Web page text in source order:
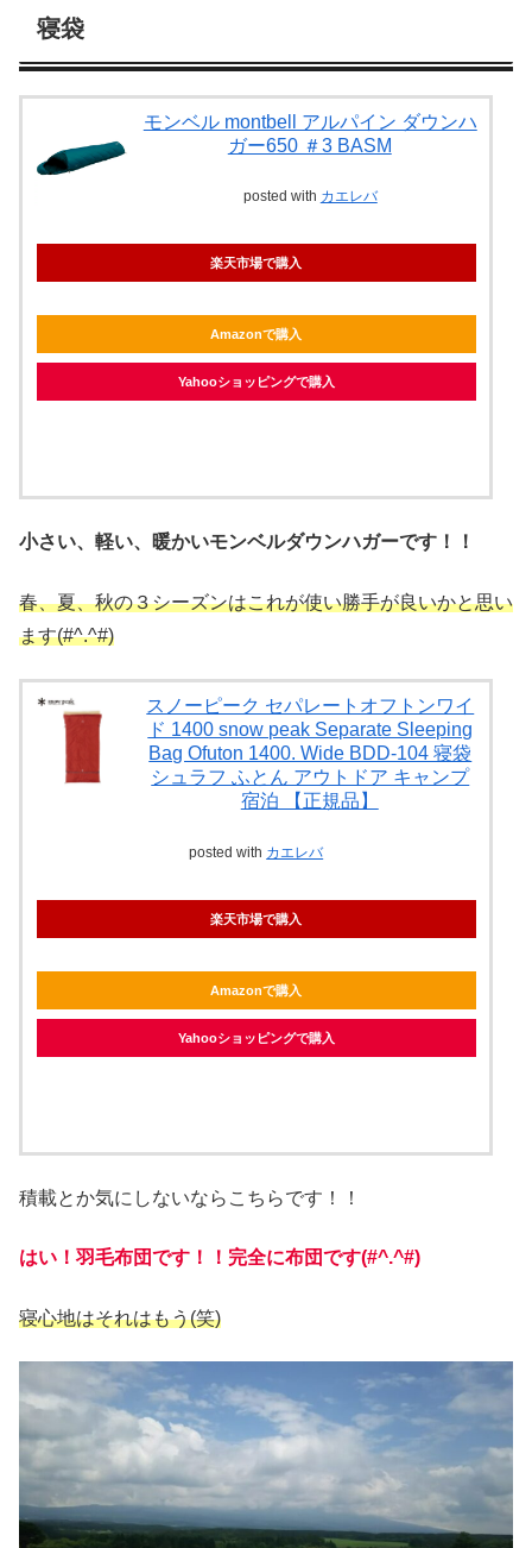
寝袋
モンベル montbell アルパイン ダウンハ
ガー650 ＃3 BASM
posted with カエレバ
楽天市場で購入
Amazonで購入
Yahooショッピングで購入
小さい、軽い、暖かいモンベルダウンハガーです！！
春、夏、秋の３シーズンはこれが使い勝手が良いかと思い
ます(#^.^#)
スノーピーク セパレートオフトンワイ
ド 1400 snow peak Separate Sleeping
Bag Ofuton 1400. Wide BDD-104 寝袋
シュラフ ふとん アウトドア キャンプ
宿泊 【正規品】
posted with カエレバ
楽天市場で購入
Amazonで購入
Yahooショッピングで購入
積載とか気にしないならこちらです！！
はい！羽毛布団です！！完全に布団です(#^.^#)
寝心地はそれはもう(笑)